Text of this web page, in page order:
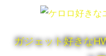
ガジェット好きな